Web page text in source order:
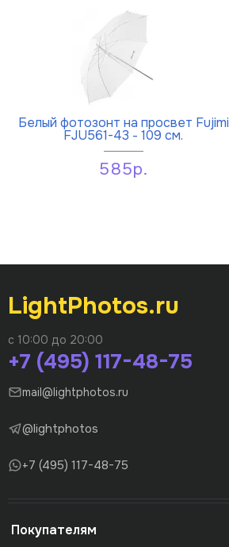
Белый фотозонт на просвет Fujimi
FJU561-43 - 109 см.
585р.
LightPhotos.ru
с 10:00 до 20:00
+7 (495) 117-48-75
mail@lightphotos.ru
@lightphotos
+7 (495) 117-48-75
Покупателям